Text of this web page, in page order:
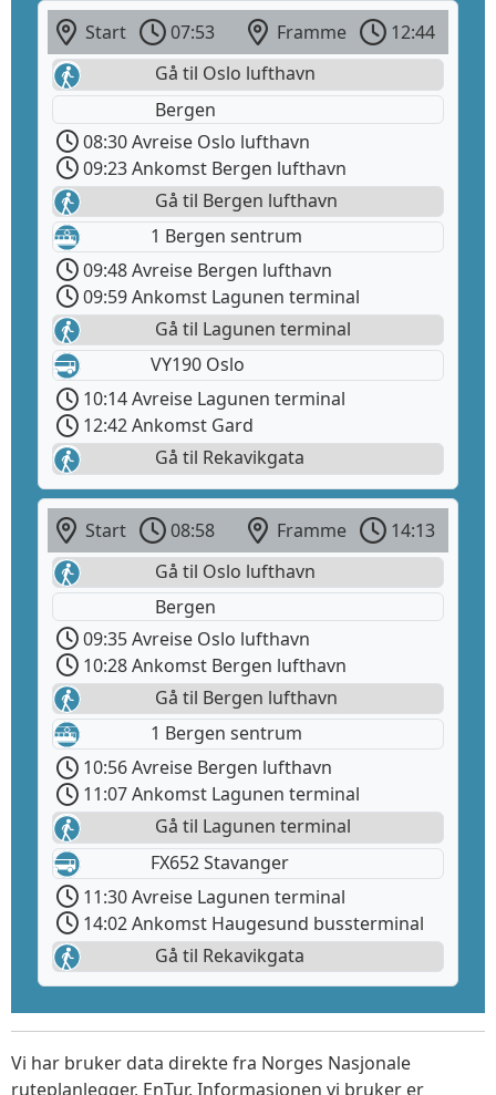
Start 07:53 Framme
12:44
Gå til Oslo lufthavn
Bergen
08:30 Avreise Oslo lufthavn
09:23 Ankomst Bergen lufthavn
Gå til Bergen lufthavn
1 Bergen sentrum
09:48 Avreise Bergen lufthavn
09:59 Ankomst Lagunen terminal
Gå til Lagunen terminal
VY190 Oslo
10:14 Avreise Lagunen terminal
12:42 Ankomst Gard
Gå til Rekavikgata
Start 08:58 Framme
14:13
Gå til Oslo lufthavn
Bergen
09:35 Avreise Oslo lufthavn
10:28 Ankomst Bergen lufthavn
Gå til Bergen lufthavn
1 Bergen sentrum
10:56 Avreise Bergen lufthavn
11:07 Ankomst Lagunen terminal
Gå til Lagunen terminal
FX652 Stavanger
11:30 Avreise Lagunen terminal
14:02 Ankomst Haugesund bussterminal
Gå til Rekavikgata
Vi har bruker data direkte fra Norges Nasjonale
ruteplanlegger, EnTur. Informasjonen vi bruker er